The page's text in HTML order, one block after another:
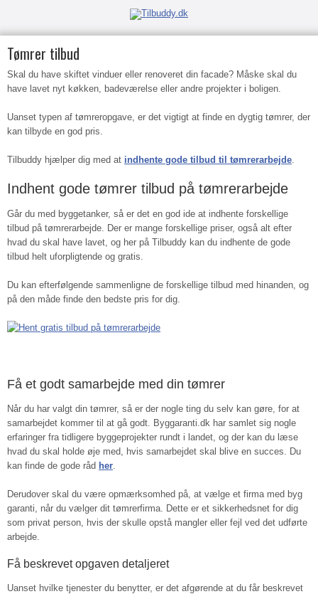
Tømrer tilbud
Skal du have skiftet vinduer eller renoveret din facade? Måske skal du
have lavet nyt køkken, badeværelse eller andre projekter i boligen.
Uanset typen af tømreropgave, er det vigtigt at finde en dygtig tømrer, der
kan tilbyde en god pris.
Tilbuddy hjælper dig med at indhente gode tilbud til tømrerarbejde.
Indhent gode tømrer tilbud på tømrerarbejde
Går du med byggetanker, så er det en god ide at indhente forskellige
tilbud på tømrerarbejde. Der er mange forskellige priser, også alt efter
hvad du skal have lavet, og her på Tilbuddy kan du indhente de gode
tilbud helt uforpligtende og gratis.
Du kan efterfølgende sammenligne de forskellige tilbud med hinanden, og
på den måde finde den bedste pris for dig.
Få et godt samarbejde med din tømrer
Når du har valgt din tømrer, så er der nogle ting du selv kan gøre, for at
samarbejdet kommer til at gå godt. Byggaranti.dk har samlet sig nogle
erfaringer fra tidligere byggeprojekter rundt i landet, og der kan du læse
hvad du skal holde øje med, hvis samarbejdet skal blive en succes. Du
kan finde de gode råd her.
Derudover skal du være opmærksomhed på, at vælge et firma med byg
garanti, når du vælger dit tømrerfirma. Dette er et sikkerhedsnet for dig
som privat person, hvis der skulle opstå mangler eller fejl ved det udførte
arbejde.
Få beskrevet opgaven detaljeret
Uanset hvilke tjenester du benytter, er det afgørende at du får beskrevet